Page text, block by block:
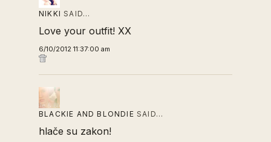
NIKKI SAID…
Love your outfit! XX
6/10/2012 11:37:00 am
BLACKIE AND BLONDIE SAID…
hlače su zakon!